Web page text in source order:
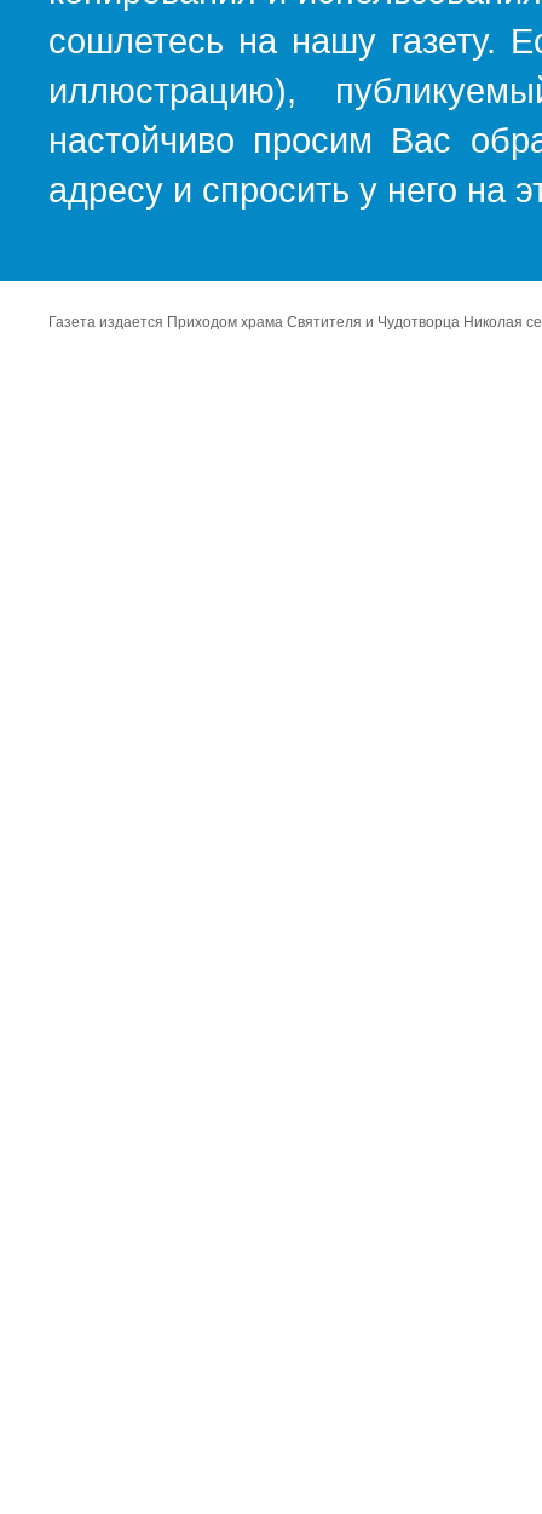
сошлетесь на нашу газету.
иллюстрацию),
настойчиво просим Вас
адресу и спросить у него на
Газета издается Приходом храма Святителя и Чудотворца Николая